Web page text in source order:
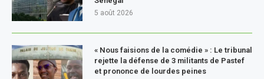
5 août 2026
« Nous faisions de la comédie » : Le tribunal
rejette la défense de 3 militants de Pastef
et prononce de lourdes peines